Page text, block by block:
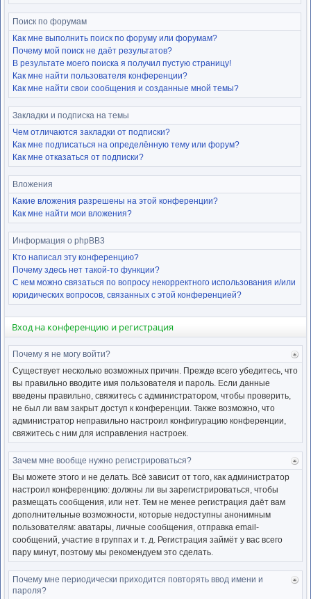
Поиск по форумам
Как мне выполнить поиск по форуму или форумам?
Почему мой поиск не даёт результатов?
В результате моего поиска я получил пустую страницу!
Как мне найти пользователя конференции?
Как мне найти свои сообщения и созданные мной темы?
Закладки и подписка на темы
Чем отличаются закладки от подписки?
Как мне подписаться на определённую тему или форум?
Как мне отказаться от подписки?
Вложения
Какие вложения разрешены на этой конференции?
Как мне найти мои вложения?
Информация о phpBB3
Кто написал эту конференцию?
Почему здесь нет такой-то функции?
С кем можно связаться по вопросу некорректного использования и/или
юридических вопросов, связанных с этой конференцией?
Вход на конференцию и регистрация
к
Почему я не могу войти?
Существует несколько возможных причин. Прежде всего убедитесь, что
вы правильно вводите имя пользователя и пароль. Если данные
введены правильно, свяжитесь с администратором, чтобы проверить,
не был ли вам закрыт доступ к конференции. Также возможно, что
администратор неправильно настроил конфигурацию конференции,
свяжитесь с ним для исправления настроек.
Зачем мне вообще нужно регистрироваться?
Вы можете этого и не делать. Всё зависит от того, как администратор
настроил конференцию: должны ли вы зарегистрироваться, чтобы
размещать сообщения, или нет. Тем не менее регистрация даёт вам
дополнительные возможности, которые недоступны анонимным
пользователям: аватары, личные сообщения, отправка email-
сообщений, участие в группах и т. д. Регистрация займёт у вас всего
пару минут, поэтому мы рекомендуем это сделать.
Почему мне периодически приходится повторять ввод имени и
пароля?